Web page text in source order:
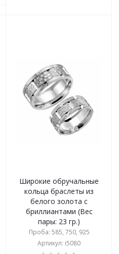
Широкие обручальные
кольца браслеты из
белого золота с
бриллиантами (Вес
пары: 23 гр.)
Проба: 585, 750, 925
Артикул: i5080